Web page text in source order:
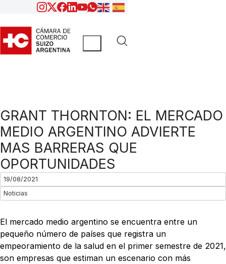
GRANT THORNTON: EL MERCADO
MEDIO ARGENTINO ADVIERTE
MAS BARRERAS QUE
OPORTUNIDADES
19/08/2021
Noticias
El mercado medio argentino se encuentra entre un
pequeño número de países que registra un
empeoramiento de la salud en el primer semestre de 2021,
son empresas que estiman un escenario con más